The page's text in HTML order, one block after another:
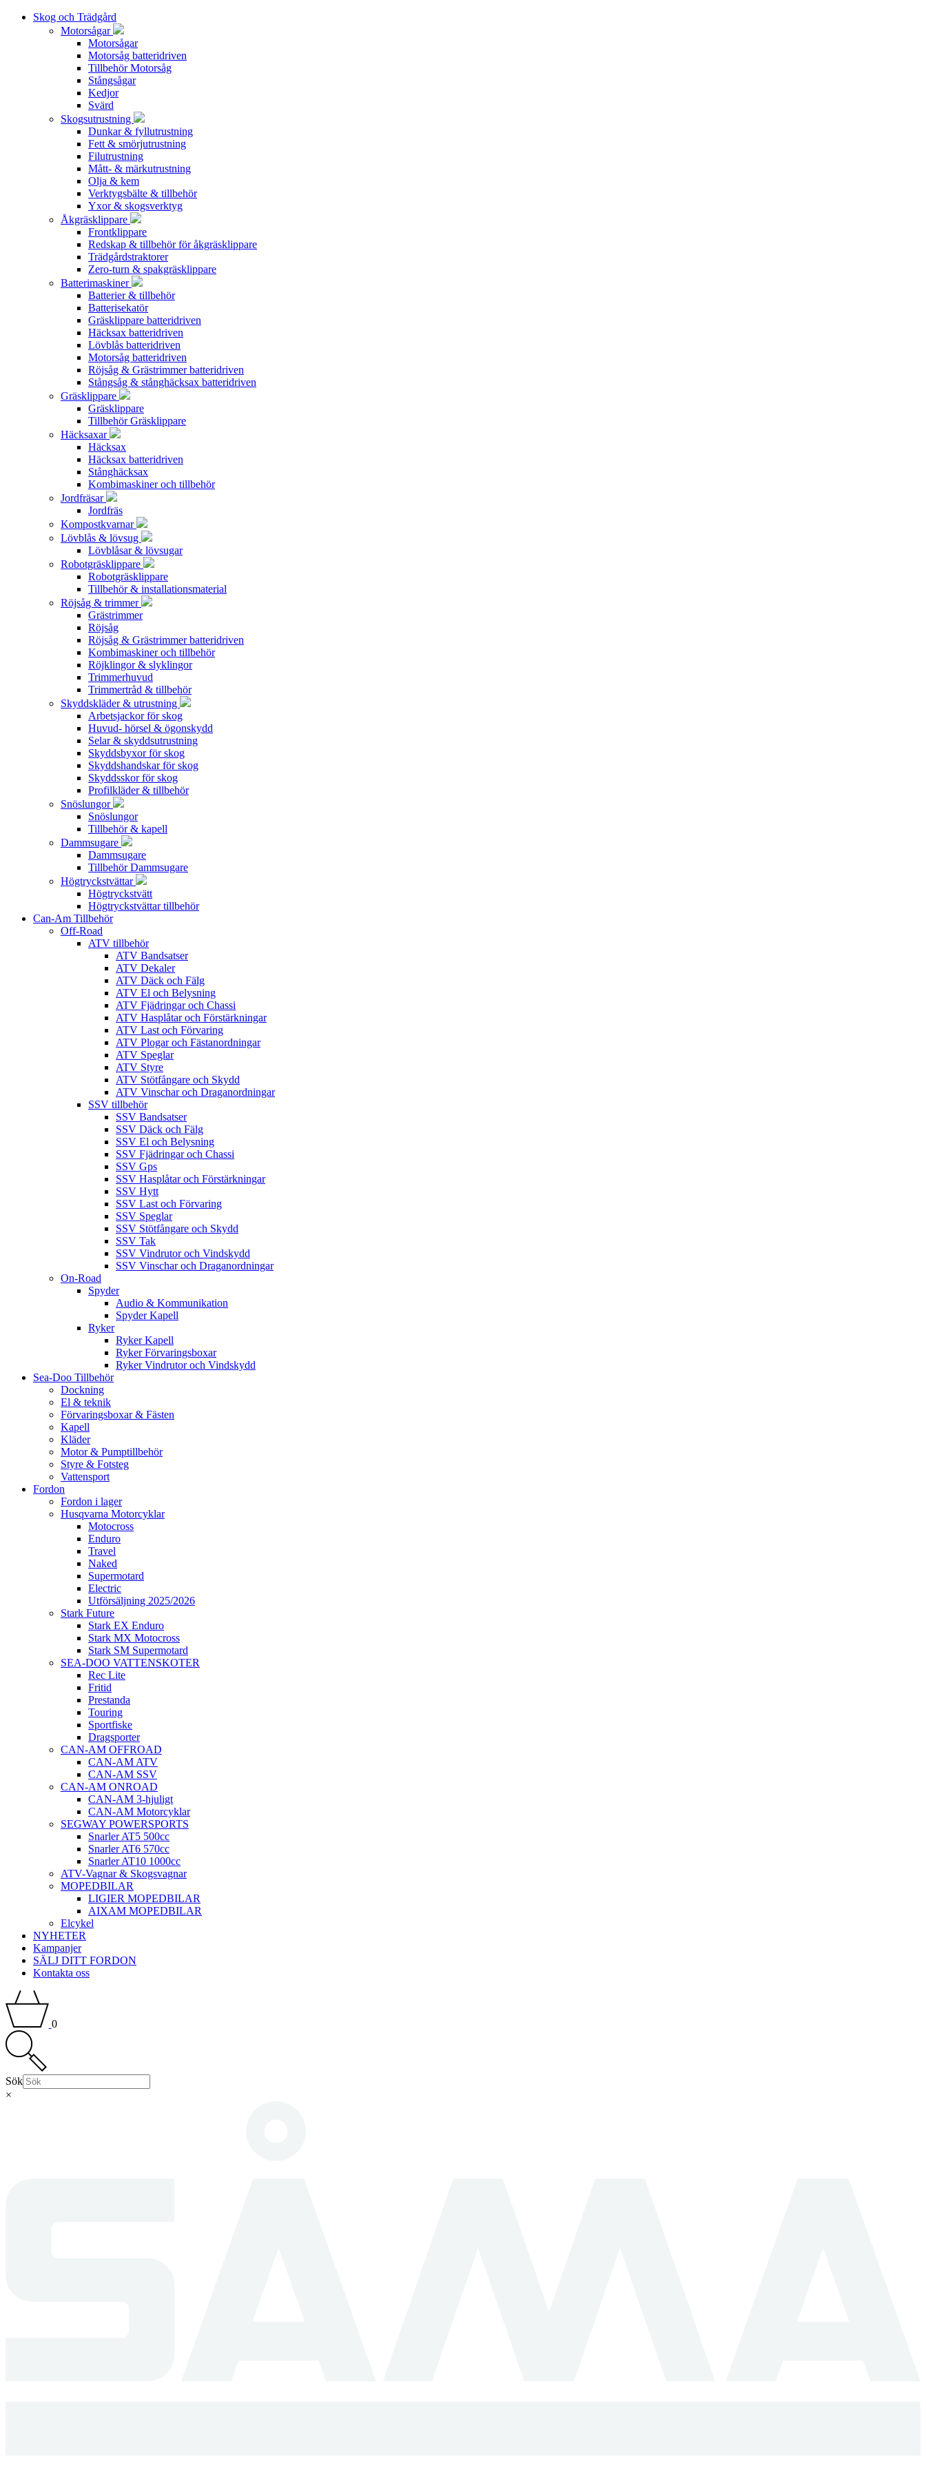
Skog och Trädgård
Motorsågar
Motorsågar
Motorsåg batteridriven
Tillbehör Motorsåg
Stångsågar
Kedjor
Svärd
Skogsutrustning
Dunkar & fyllutrustning
Fett & smörjutrustning
Filutrustning
Mått- & märkutrustning
Olja & kem
Verktygsbälte & tillbehör
Yxor & skogsverktyg
Åkgräsklippare
Frontklippare
Redskap & tillbehör för åkgräsklippare
Trädgårdstraktorer
Zero-turn & spakgräsklippare
Batterimaskiner
Batterier & tillbehör
Batterisekatör
Gräsklippare batteridriven
Häcksax batteridriven
Lövblås batteridriven
Motorsåg batteridriven
Röjsåg & Grästrimmer batteridriven
Stångsåg & stånghäcksax batteridriven
Gräsklippare
Gräsklippare
Tillbehör Gräsklippare
Häcksaxar
Häcksax
Häcksax batteridriven
Stånghäcksax
Kombimaskiner och tillbehör
Jordfräsar
Jordfräs
Kompostkvarnar
Lövblås & lövsug
Lövblåsar & lövsugar
Robotgräsklippare
Robotgräsklippare
Tillbehör & installationsmaterial
Röjsåg & trimmer
Grästrimmer
Röjsåg
Röjsåg & Grästrimmer batteridriven
Kombimaskiner och tillbehör
Röjklingor & slyklingor
Trimmerhuvud
Trimmertråd & tillbehör
Skyddskläder & utrustning
Arbetsjackor för skog
Huvud- hörsel & ögonskydd
Selar & skyddsutrustning
Skyddsbyxor för skog
Skyddshandskar för skog
Skyddsskor för skog
Profilkläder & tillbehör
Snöslungor
Snöslungor
Tillbehör & kapell
Dammsugare
Dammsugare
Tillbehör Dammsugare
Högtryckstvättar
Högtryckstvätt
Högtryckstvättar tillbehör
Can-Am Tillbehör
Off-Road
ATV tillbehör
ATV Bandsatser
ATV Dekaler
ATV Däck och Fälg
ATV El och Belysning
ATV Fjädringar och Chassi
ATV Hasplåtar och Förstärkningar
ATV Last och Förvaring
ATV Plogar och Fästanordningar
ATV Speglar
ATV Styre
ATV Stötfångare och Skydd
ATV Vinschar och Draganordningar
SSV tillbehör
SSV Bandsatser
SSV Däck och Fälg
SSV El och Belysning
SSV Fjädringar och Chassi
SSV Gps
SSV Hasplåtar och Förstärkningar
SSV Hytt
SSV Last och Förvaring
SSV Speglar
SSV Stötfångare och Skydd
SSV Tak
SSV Vindrutor och Vindskydd
SSV Vinschar och Draganordningar
On-Road
Spyder
Audio & Kommunikation
Spyder Kapell
Ryker
Ryker Kapell
Ryker Förvaringsboxar
Ryker Vindrutor och Vindskydd
Sea-Doo Tillbehör
Dockning
El & teknik
Förvaringsboxar & Fästen
Kapell
Kläder
Motor & Pumptillbehör
Styre & Fotsteg
Vattensport
Fordon
Fordon i lager
Husqvarna Motorcyklar
Motocross
Enduro
Travel
Naked
Supermotard
Electric
Utförsäljning 2025/2026
Stark Future
Stark EX Enduro
Stark MX Motocross
Stark SM Supermotard
SEA-DOO VATTENSKOTER
Rec Lite
Fritid
Prestanda
Touring
Sportfiske
Dragsporter
CAN-AM OFFROAD
CAN-AM ATV
CAN-AM SSV
CAN-AM ONROAD
CAN-AM 3-hjuligt
CAN-AM Motorcyklar
SEGWAY POWERSPORTS
Snarler AT5 500cc
Snarler AT6 570cc
Snarler AT10 1000cc
ATV-Vagnar & Skogsvagnar
MOPEDBILAR
LIGIER MOPEDBILAR
AIXAM MOPEDBILAR
Elcykel
NYHETER
Kampanjer
SÄLJ DITT FORDON
Kontakta oss
0
Sök
×